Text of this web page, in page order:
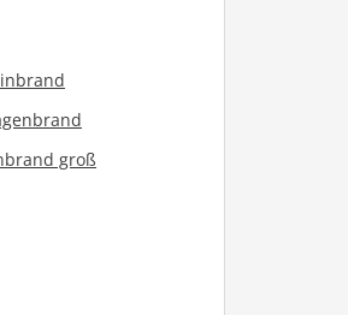
groß